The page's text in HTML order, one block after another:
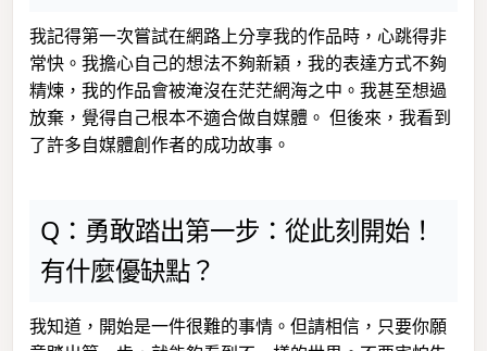
我記得第一次嘗試在網路上分享我的作品時，心跳得非
常快。我擔心自己的想法不夠新穎，我的表達方式不夠
精煉，我的作品會被淹沒在茫茫網海之中。我甚至想過
放棄，覺得自己根本不適合做自媒體。 但後來，我看到
了許多自媒體創作者的成功故事。
Q：勇敢踏出第一步：從此刻開始！
有什麼優缺點？
我知道，開始是一件很難的事情。但請相信，只要你願